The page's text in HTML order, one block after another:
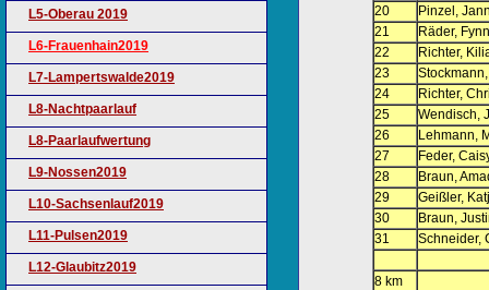
L5-Oberau 2019
L6-Frauenhain2019
L7-Lampertswalde2019
L8-Nachtpaarlauf
L8-Paarlaufwertung
L9-Nossen2019
L10-Sachsenlauf2019
L11-Pulsen2019
L12-Glaubitz2019
20
Pinzel,
21
Räder, Fynn
22
Richter,
23
24
Richter,
25
Wendisch,
26
Lehmann,
27
Feder,
28
Braun,
29
Geißler,
30
Braun,
31
Schneider,
8 km